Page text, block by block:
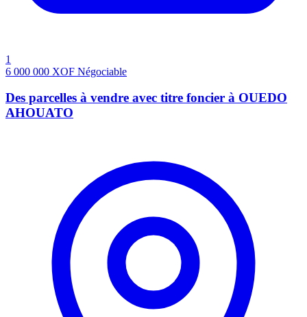
1
6 000 000 XOF Négociable
Des parcelles à vendre avec titre foncier à OUEDO
AHOUATO